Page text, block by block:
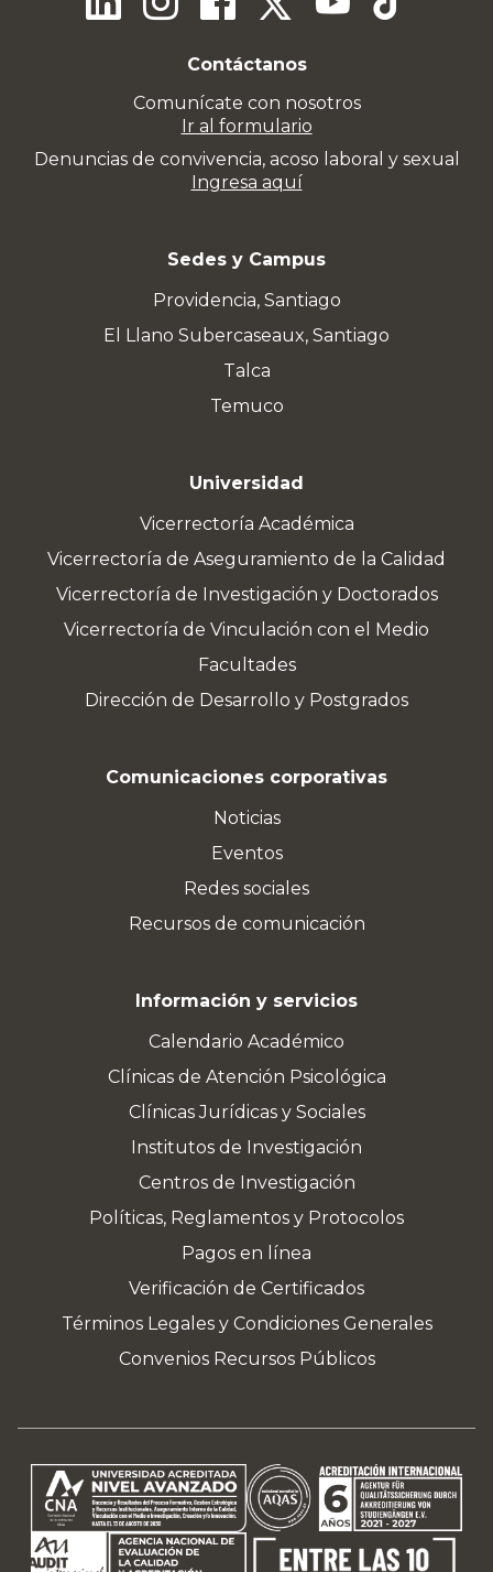
Contáctanos
Comunícate con nosotros
Ir al formulario
Denuncias de convivencia, acoso laboral y sexual
Ingresa aquí
Sedes y Campus
Providencia, Santiago
El Llano Subercaseaux, Santiago
Talca
Temuco
Universidad
Vicerrectoría Académica
Vicerrectoría de Aseguramiento de la Calidad
Vicerrectoría de Investigación y Doctorados
Vicerrectoría de Vinculación con el Medio
Facultades
Dirección de Desarrollo y Postgrados
Comunicaciones corporativas
Noticias
Eventos
Redes sociales
Recursos de comunicación
Información y servicios
Calendario Académico
Clínicas de Atención Psicológica
Clínicas Jurídicas y Sociales
Institutos de Investigación
Centros de Investigación
Políticas, Reglamentos y Protocolos
Pagos en línea
Verificación de Certificados
Términos Legales y Condiciones Generales
Convenios Recursos Públicos